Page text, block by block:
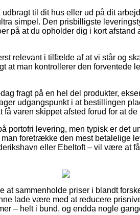
til dit hus eller ud på dit
simpel. Den prisbilligste
på at du opholder dig i kort afstand
relevant i tilfælde af at vi står og
at man kontrollerer den forventede
fragt på en hel del produkter,
udgangspunkt i at bestillingen
varen skippet afsted forud for at de
portofri levering, men typisk er det
foretrække den mest betalelige
eller Ebeltoft – vil være at
at sammenholde priser i blandt
lade være med at reducere
– helt i bund, og endda nogle